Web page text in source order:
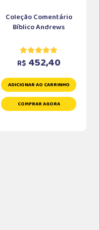
Coleção Comentário
Bíblico Andrews
R$ 452,40
ADICIONAR AO CARRINHO
COMPRAR AGORA